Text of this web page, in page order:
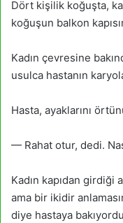
Dört kişilik koğuşta,
koğuşun balkon
Kadın çevresine
usulca hastanın
Hasta, ayaklarını
— Rahat otur, dedi.
Kadın kapıdan
ama bir ikidir
diye hastaya